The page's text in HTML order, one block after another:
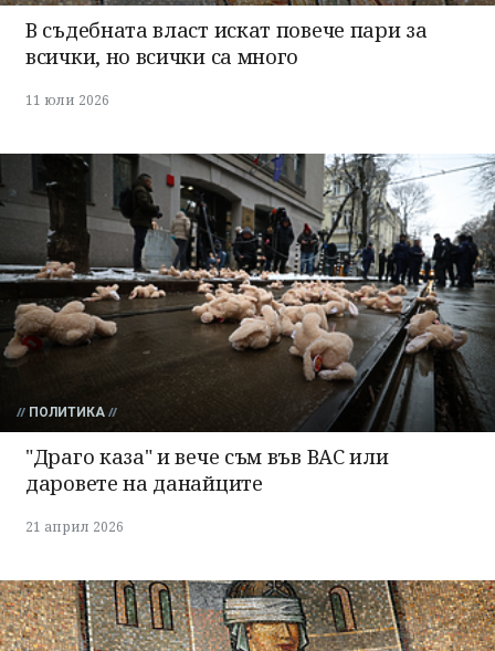
В съдебната власт искат повече пари за
всички, но всички са много
11 юли 2026
ПОЛИТИКА
"Драго каза" и вече съм във ВАС или
даровете на данайците
21 април 2026